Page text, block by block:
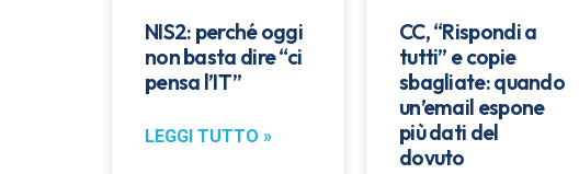
NIS2: perché oggi
non basta dire “ci
pensa l’IT”
LEGGI TUTTO »
CC, “Rispondi a
tutti” e copie
sbagliate: quando
un’email espone
più dati del
dovuto